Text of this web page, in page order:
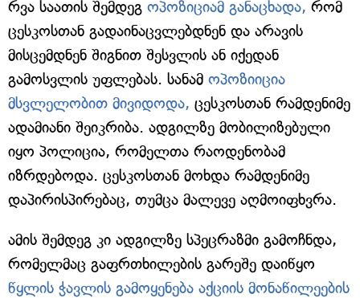
რვა საათის შემდეგ ოპოზიციამ განაცხადა, რომ
ცესკოსთან გადაინაცვლებდნენ და არავის
მისცემდნენ შიგნით შესვლის ან იქედან
გამოსვლის უფლებას. სანამ ოპოზიიცია
მსვლელობით მივიდოდა, ცესკოსთან რამდენიმე
ადამიანი შეიკრიბა. ადგილზე მობილიზებული
იყო პოლიცია, რომელთა რაოდენობამ
იზრდებოდა. ცესკოსთან მოხდა რამდენიმე
დაპირისპირებაც, თუმცა მალევე აღმოიფხვრა.
ამის შემდეგ კი ადგილზე სპეცრაზმი გამოჩნდა,
რომელმაც გაფრთხილების გარეშე დაიწყო
წყლის ჭავლის გამოყენება აქციის მონაწილეების